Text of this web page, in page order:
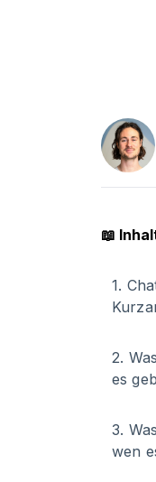
📖
1.
2.
es
3.
wen